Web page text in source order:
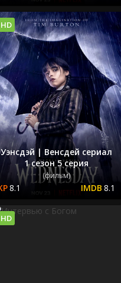
Уэнсдэй | Венсдей сериал
1 сезон 5 серия
(фильм)
8.1 8.1
HD
HD